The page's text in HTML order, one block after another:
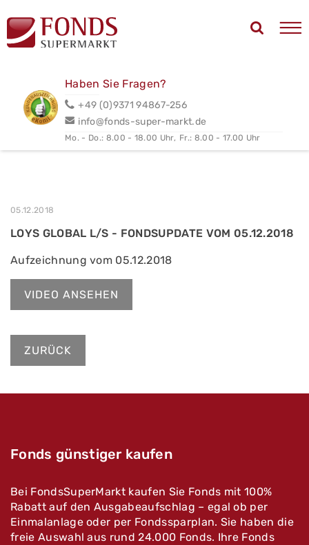
Haben Sie Fragen?
+49 (0)9371 94867-256
info@fonds-super-markt.de
Mo. - Do.: 8.00 - 18.00 Uhr, Fr.: 8.00 - 17.00 Uhr
05.12.2018
LOYS GLOBAL L/S - FONDSUPDATE VOM 05.12.2018
Aufzeichnung vom 05.12.2018
VIDEO ANSEHEN
ZURÜCK
Fonds günstiger kaufen
Bei FondsSuperMarkt kaufen Sie Fonds mit 100%
Rabatt auf den Ausgabeaufschlag – egal ob per
Einmalanlage oder per Fondssparplan. Sie haben die
freie Auswahl aus rund 24.000 Fonds. Ihre Fonds